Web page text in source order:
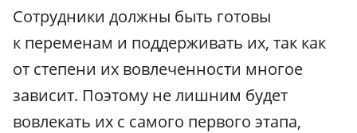
Сотрудники должны быть готовы
к переменам и поддерживать их, так как
от степени их вовлеченности многое
зависит. Поэтому не лишним будет
вовлекать их с самого первого этапа,